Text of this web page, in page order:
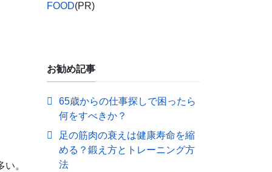
。
FOOD(PR)
お勧め記事
65歳からの仕事探しで困ったら
何をすべきか？
足の筋肉の衰えは健康寿命を縮
める？鍛え方とトレーニング方
法